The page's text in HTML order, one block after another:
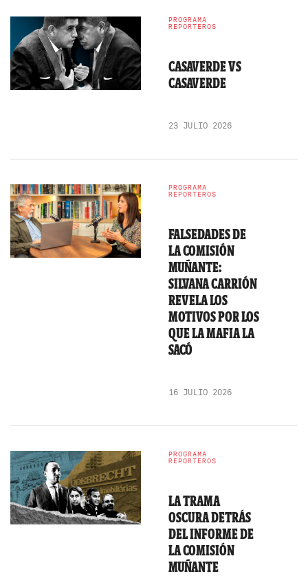
PROGRAMA
REPORTEROS
CASAVERDE VS
CASAVERDE
23 JULIO 2026
PROGRAMA
REPORTEROS
FALSEDADES DE
LA COMISIÓN
MUÑANTE:
SILVANA CARRIÓN
REVELA LOS
MOTIVOS POR LOS
QUE LA MAFIA LA
SACÓ
16 JULIO 2026
PROGRAMA
REPORTEROS
LA TRAMA
OSCURA DETRÁS
DEL INFORME DE
LA COMISIÓN
MUÑANTE